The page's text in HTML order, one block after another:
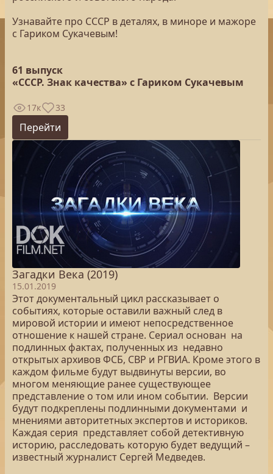
Узнавайте про СССР в деталях, в миноре и мажоре
с Гариком Сукачевым!
61 выпуск
«СССР. Знак качества» с Гариком Сукачевым
17к 33
Перейти
Загадки Века (2019)
15.01.2019
Этот документальный цикл рассказывает о
событиях, которые оставили важный след в
мировой истории и имеют непосредственное
отношение к нашей стране. Сериал основан на
подлинных фактах, полученных из недавно
открытых архивов ФСБ, СВР и РГВИА. Кроме этого в
каждом фильме будут выдвинуты версии, во
многом меняющие ранее существующее
представление о том или ином событии. Версии
будут подкреплены подлинными документами и
мнениями авторитетных экспертов и историков.
Каждая серия представляет собой детективную
историю, расследовать которую будет ведущий –
известный журналист Сергей Медведев.